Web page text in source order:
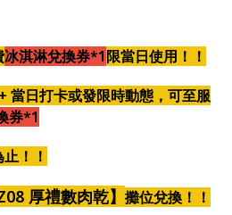
冰淇淋兌換券*1限當日使用！！
當日打卡或發限時動態，可至服
券*1
！！
Z08 厚禮數肉乾】攤位兌換！！